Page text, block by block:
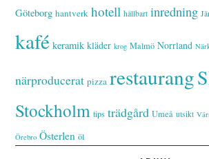
Göteborg hantverk hotell hållbart inredning
kafé keramik kläder krog Malmö Norrland
närproducerat pizza restaurang
Stockholm tips trädgård Umeå utsikt
Örebro Österlen öl